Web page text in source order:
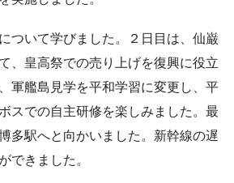
ついて学びました。２日目は、仙巌
、皇高祭での売り上げを復興に役立
軍艦島見学を平和学習に変更し、平
スでの自主研修を楽しみました。最
多駅へと向かいました。新幹線の遅
できました。